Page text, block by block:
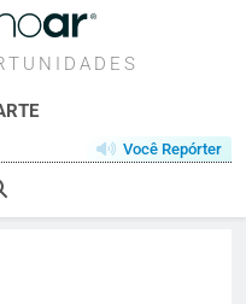
Você Repórter